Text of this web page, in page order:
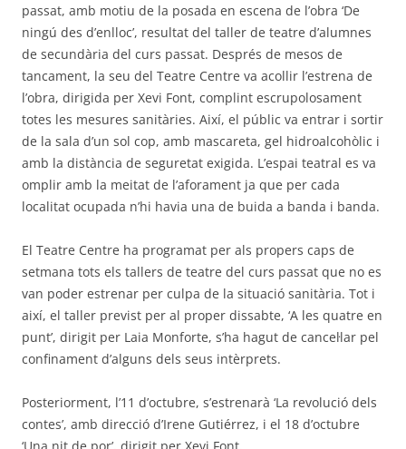
passat, amb motiu de la posada en escena de l’obra ‘De
ningú des d’enlloc’, resultat del taller de teatre d’alumnes
de secundària del curs passat. Després de mesos de
tancament, la seu del Teatre Centre va acollir l’estrena de
l’obra, dirigida per Xevi Font, complint escrupolosament
totes les mesures sanitàries. Així, el públic va entrar i sortir
de la sala d’un sol cop, amb mascareta, gel hidroalcohòlic i
amb la distància de seguretat exigida. L’espai teatral es va
omplir amb la meitat de l’aforament ja que per cada
localitat ocupada n’hi havia una de buida a banda i banda.
El Teatre Centre ha programat per als propers caps de
setmana tots els tallers de teatre del curs passat que no es
van poder estrenar per culpa de la situació sanitària. Tot i
així, el taller previst per al proper dissabte, ‘A les quatre en
punt’, dirigit per Laia Monforte, s’ha hagut de cancel·lar pel
confinament d’alguns dels seus intèrprets.
Posteriorment, l’11 d’octubre, s’estrenarà ‘La revolució dels
contes’, amb direcció d’Irene Gutiérrez, i el 18 d’octubre
‘Una nit de por’, dirigit per Xevi Font.